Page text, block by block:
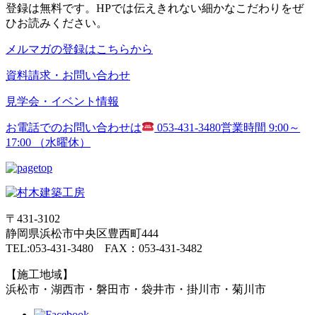
登録は無料です。HPでは伝えきれない細かなこだわりをぜ
ひお読みください。
メルマガの登録はこちらから
資料請求・お問い合わせ
見学会・イベント情報
お電話でのお問い合わせは 053-431-3480営業時間 9:00～
17:00 （水曜休）
〒431-3102
静岡県浜松市中央区豊西町444
TEL:053-431-3480 FAX：053-431-3482
【施工地域】
浜松市・湖西市・磐田市・袋井市・掛川市・菊川市